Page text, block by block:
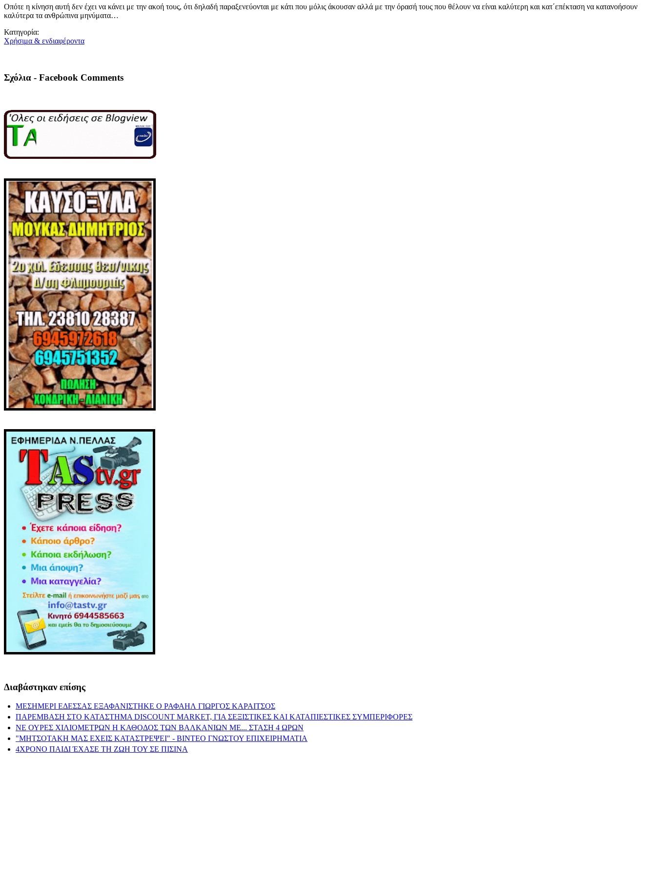
Οπότε η κίνηση αυτή δεν έχει να κάνει με την ακοή τους, ότι δηλαδή παραξενεύονται με κάτι που μόλις άκουσαν αλλά με την όρασή τους που θέλουν να είναι καλύτερη και κατ΄επέκταση να κατανοήσουν
καλύτερα τα ανθρώπινα μηνύματα…
Κατηγορία:
Χρήσιμα & ενδιαφέροντα
Σχόλια - Facebook Comments
Διαβάστηκαν επίσης
ΜΕΣΗΜΕΡΙ ΕΔΕΣΣΑΣ ΕΞΑΦΑΝΙΣΤΗΚΕ Ο ΡΑΦΑΗΛ ΓΙΩΡΓΟΣ ΚΑΡΑΙΤΣΟΣ
ΠΑΡΕΜΒΑΣΗ ΣΤΟ ΚΑΤΑΣΤΗΜΑ DISCOUNT MARKET, ΓΙΑ ΣΕΞΙΣΤΙΚΕΣ ΚΑΙ ΚΑΤΑΠΙΕΣΤΙΚΕΣ ΣΥΜΠΕΡΙΦΟΡΕΣ
ΝΕ ΟΥΡΕΣ ΧΙΛΙΟΜΕΤΡΩΝ Η ΚΑΘΟΔΟΣ ΤΩΝ ΒΑΛΚΑΝΙΩΝ ΜΕ... ΣΤΑΣΗ 4 ΩΡΩΝ
"ΜΗΤΣΟΤΑΚΗ ΜΑΣ ΕΧΕΙΣ ΚΑΤΑΣΤΡΕΨΕΙ" - ΒΙΝΤΕΟ ΓΝΩΣΤΟΥ ΕΠΙΧΕΙΡΗΜΑΤΙΑ
4ΧΡΟΝΟ ΠΑΙΔΙ ΈΧΑΣΕ ΤΗ ΖΩΗ ΤΟΥ ΣΕ ΠΙΣΙΝΑ